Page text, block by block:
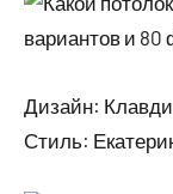
Дизайн:
Стиль: